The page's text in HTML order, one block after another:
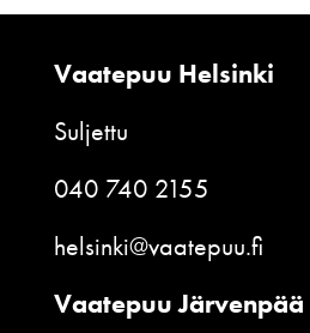
Vaatepuu Helsinki
Suljettu
040 740 2155
helsinki@vaatepuu.fi
Vaatepuu Järvenpää